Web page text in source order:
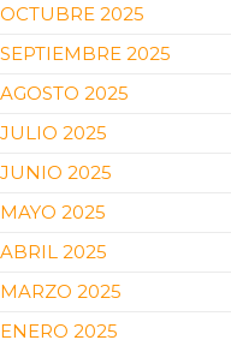
OCTUBRE 2025
SEPTIEMBRE 2025
AGOSTO 2025
JULIO 2025
JUNIO 2025
MAYO 2025
ABRIL 2025
MARZO 2025
ENERO 2025